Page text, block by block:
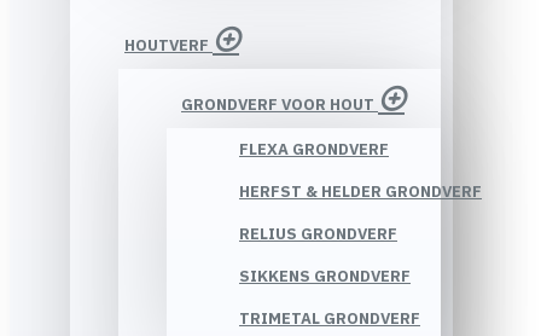
HOUTVERF
GRONDVERF VOOR HOUT
FLEXA GRONDVERF
HERFST & HELDER GRONDVERF
RELIUS GRONDVERF
SIKKENS GRONDVERF
TRIMETAL GRONDVERF